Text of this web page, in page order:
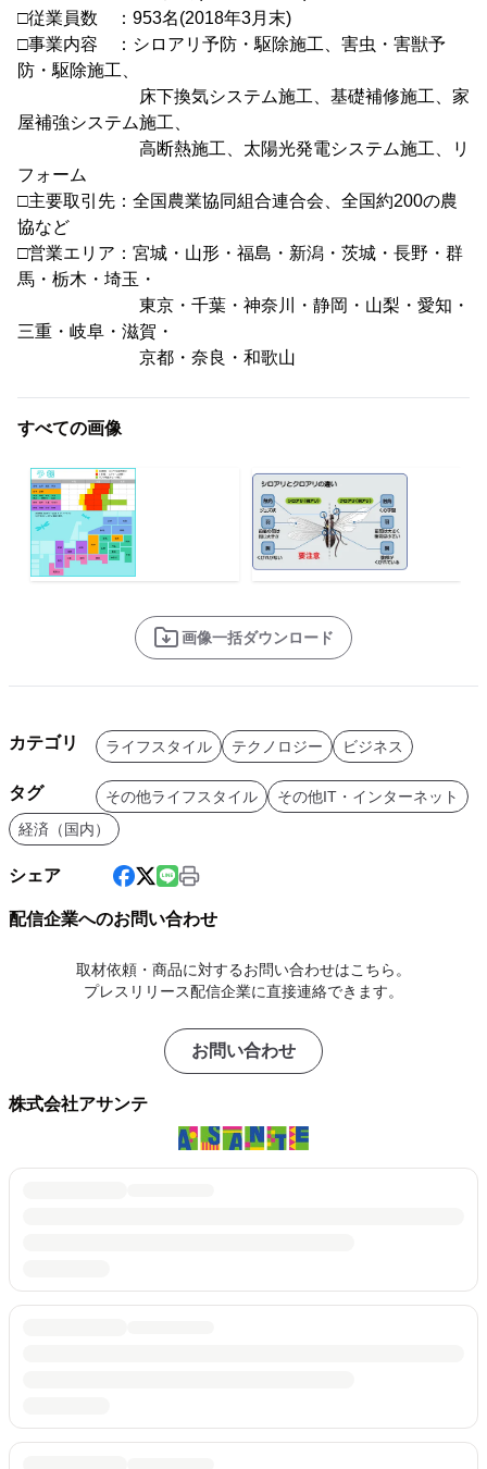
□従業員数 ：953名(2018年3月末)
□事業内容 ：シロアリ予防・駆除施工、害虫・害獣予
防・駆除施工、
床下換気システム施工、基礎補修施工、家
屋補強システム施工、
高断熱施工、太陽光発電システム施工、リ
フォーム
□主要取引先：全国農業協同組合連合会、全国約200の農
協など
□営業エリア：宮城・山形・福島・新潟・茨城・長野・群
馬・栃木・埼玉・
東京・千葉・神奈川・静岡・山梨・愛知・
三重・岐阜・滋賀・
京都・奈良・和歌山
すべての画像
画像一括ダウンロード
カテゴリ ライフスタイル テクノロジー ビジネス
タグ その他ライフスタイル
その他IT・インターネット
経済（国内）
シェア
配信企業へのお問い合わせ
取材依頼・商品に対するお問い合わせはこちら。
プレスリリース配信企業に直接連絡できます。
お問い合わせ
株式会社アサンテ